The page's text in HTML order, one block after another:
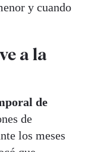
y cuando
a la
de
de
los meses